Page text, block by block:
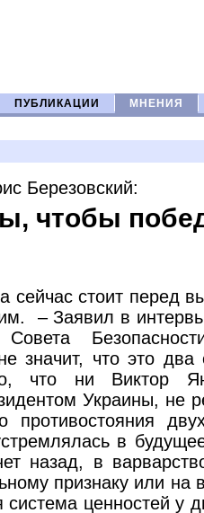
ПУБЛИКАЦИИ МНЕНИЯ
Березовский:
чтобы
сейчас стоит перед
– Заявил в
значит, что это
что ни Виктор
Украины, не
противостояния
в
назад, в
признаку или на
ценностей у